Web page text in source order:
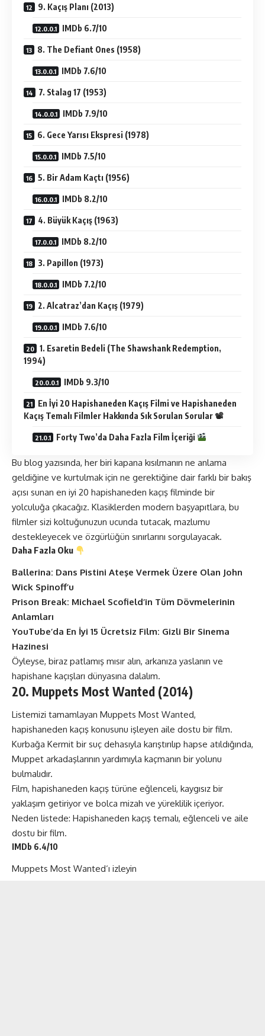
9. Kaçış Planı (2013)
IMDb 6.7/10
8. The Defiant Ones (1958)
IMDb 7.6/10
7. Stalag 17 (1953)
IMDb 7.9/10
6. Gece Yarısı Ekspresi (1978)
IMDb 7.5/10
5. Bir Adam Kaçtı (1956)
IMDb 8.2/10
4. Büyük Kaçış (1963)
IMDb 8.2/10
3. Papillon (1973)
IMDb 7.2/10
2. Alcatraz’dan Kaçış (1979)
IMDb 7.6/10
1. Esaretin Bedeli (The Shawshank Redemption,
1994)
IMDb 9.3/10
En İyi 20 Hapishaneden Kaçış Filmi ve Hapishaneden
Kaçış Temalı Filmler Hakkında Sık Sorulan Sorular 📽
Forty Two’da Daha Fazla Film İçeriği
Bu blog yazısında, her biri kapana kısılmanın ne anlama
geldiğine ve kurtulmak için ne gerektiğine dair farklı bir bakış
açısı sunan en iyi 20 hapishaneden kaçış filminde bir
yolculuğa çıkacağız. Klasiklerden modern başyapıtlara, bu
filmler sizi koltuğunuzun ucunda tutacak, mazlumu
destekleyecek ve özgürlüğün sınırlarını sorgulayacak.
Daha Fazla Oku
Ballerina: Dans Pistini Ateşe Vermek Üzere Olan John
Wick Spinoff’u
Prison Break: Michael Scofield’in Tüm Dövmelerinin
Anlamları
YouTube’da En İyi 15 Ücretsiz Film: Gizli Bir Sinema
Hazinesi
Öyleyse, biraz patlamış mısır alın, arkanıza yaslanın ve
hapishane kaçışları dünyasına dalalım.
20. Muppets Most Wanted (2014)
Listemizi tamamlayan Muppets Most Wanted,
hapishaneden kaçış konusunu işleyen aile dostu bir film.
Kurbağa Kermit bir suç dehasıyla karıştırılıp hapse atıldığında,
Muppet arkadaşlarının yardımıyla kaçmanın bir yolunu
bulmalıdır.
Film, hapishaneden kaçış türüne eğlenceli, kaygısız bir
yaklaşım getiriyor ve bolca mizah ve yüreklilik içeriyor.
Neden listede: Hapishaneden kaçış temalı, eğlenceli ve aile
dostu bir film.
IMDb 6.4/10
Muppets Most Wanted‘ı izleyin